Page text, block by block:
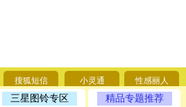
搜狐短信 小灵通 性感丽人
三星图铃专区 精品专题推荐